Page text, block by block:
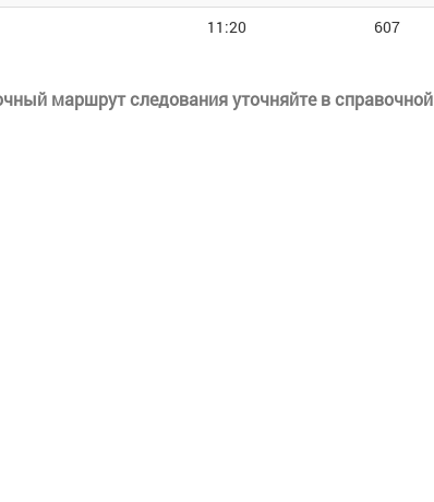
11:20 607
маршрут следования уточняйте в справочной